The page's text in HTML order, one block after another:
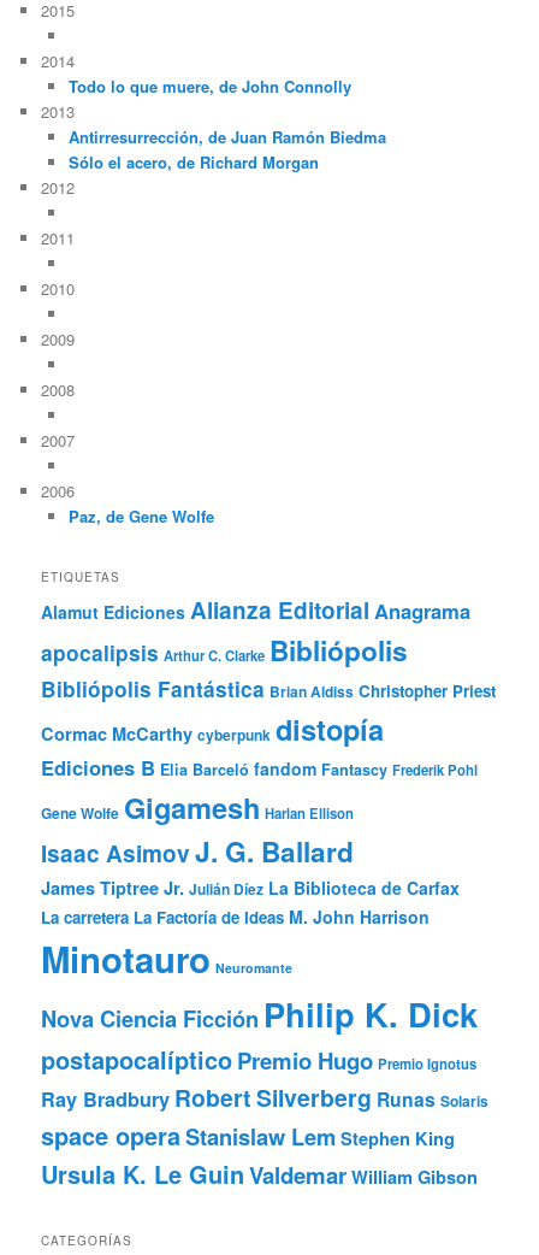
2015
2014
Todo lo que muere, de John Connolly
2013
Antirresurrección, de Juan Ramón Biedma
Sólo el acero, de Richard Morgan
2012
2011
2010
2009
2008
2007
2006
Paz, de Gene Wolfe
ETIQUETAS
Alamut Ediciones Alianza Editorial Anagrama
apocalipsis Arthur C. Clarke Bibliópolis
Bibliópolis Fantástica Brian Aldiss Christopher Priest
Cormac McCarthy cyberpunk distopía
Ediciones B Elia Barceló fandom Fantascy Frederik Pohl
Gene Wolfe Gigamesh Harlan Ellison
Isaac AsimovJ. G. Ballard
James Tiptree Jr. Julián Díez La Biblioteca de Carfax
La carretera La Factoría de Ideas M. John Harrison
Minotauro Neuromante
Nova Ciencia Ficción Philip K. Dick
postapocalípticoPremio Hugo Premio Ignotus
Ray Bradbury Robert Silverberg Runas Solaris
space operaStanislaw Lem Stephen King
Ursula K. Le GuinValdemarWilliam Gibson
CATEGORÍAS